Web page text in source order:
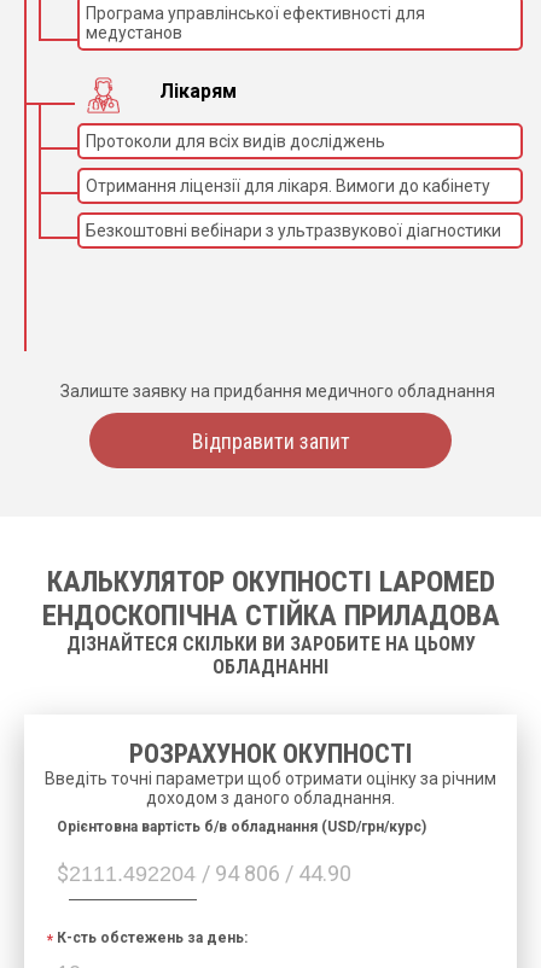
Програма управлінської ефективності для
медустанов
Лікарям
Протоколи для всіх видів досліджень
Отримання ліцензії для лікаря. Вимоги до кабінету
Безкоштовні вебінари з ультразвукової діагностики
Залиште заявку на придбання медичного обладнання
Відправити запит
КАЛЬКУЛЯТОР ОКУПНОСТІ LAPOMED
ЕНДОСКОПІЧНА СТІЙКА ПРИЛАДОВА
ДІЗНАЙТЕСЯ СКІЛЬКИ ВИ ЗАРОБИТЕ НА ЦЬОМУ
ОБЛАДНАННІ
РОЗРАХУНОК ОКУПНОСТІ
Введіть точні параметри щоб отримати оцінку за річним
доходом з даного обладнання.
$ / 94 806 / 44.90
Орієнтовна вартість б/в обладнання (USD/грн/курс)
К-сть обстежень за день: